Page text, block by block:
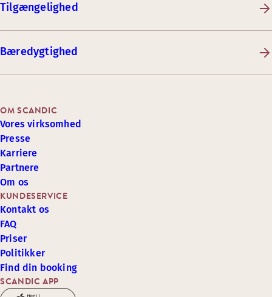
Tilgængelighed
Bæredygtighed
SCANDIC APP
KUNDESERVICE
Kontakt os
FAQ
Priser
Politikker
Find din booking
OM SCANDIC
Vores virksomhed
Presse
Karriere
Partnere
Om os